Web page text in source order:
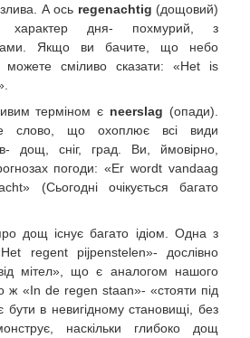
А ось regenachtig (дощовий)
характер дня- похмурий, з
Якщо ви бачите, що небо
можете сміливо сказати: «Het is
терміном є neerslag (опади).
слово, що охоплює всі види
дощ, сніг, град. Ви, ймовірно,
погоди: «Er wordt vandaag
(Сьогодні очікується багато
дощ існує багато ідіом. Одна з
regent pijpenstelen»- дослівно
мітел», що є аналогом нашого
ж «In de regen staan»- «стояти під
в невигідному становищі, без
наскільки глибоко дощ